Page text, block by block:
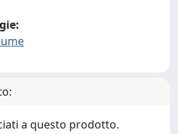
a questo prodotto.